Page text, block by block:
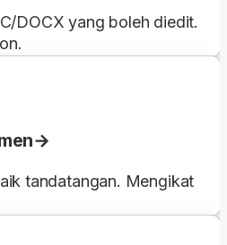
DOCX yang boleh diedit.
tandatangan. Mengikat